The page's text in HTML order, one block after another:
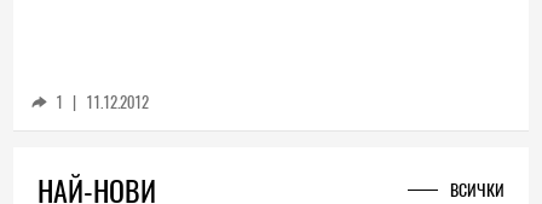
1 | 11.12.2012
НАЙ-НОВИ ВСИЧКИ